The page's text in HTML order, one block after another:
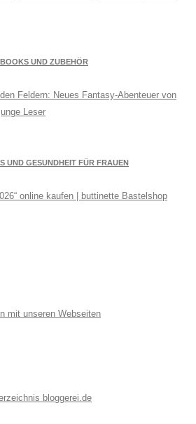
UND ZUBEHÖR
Feldern: Neues Fantasy-Abenteuer von
Leser
UND GESUNDHEIT FÜR FRAUEN
online kaufen | buttinette Bastelshop
mit unseren Webseiten
bloggerei.de